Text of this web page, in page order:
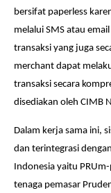
bersifat paperless
melalui SMS atau
transaksi yang juga
merchant dapat
transaksi secara
disediakan oleh CIMB
Dalam kerja sama ini,
dan terintegrasi
Indonesia yaitu
tenaga pemasar